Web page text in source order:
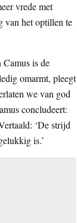
vrede met
van het optillen te
is de
omarmt, pleegt
we van god
concludeert:
‘De strijd
is.’